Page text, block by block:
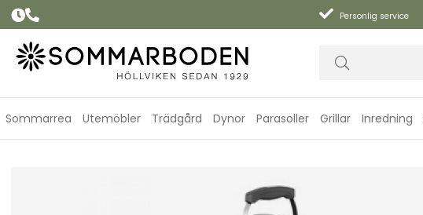
Personlig service
Sommarrea Utemöbler Trädgård Dynor Parasoller Grillar Inredning